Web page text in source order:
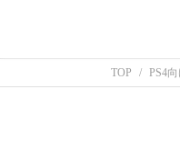
TOP PS4